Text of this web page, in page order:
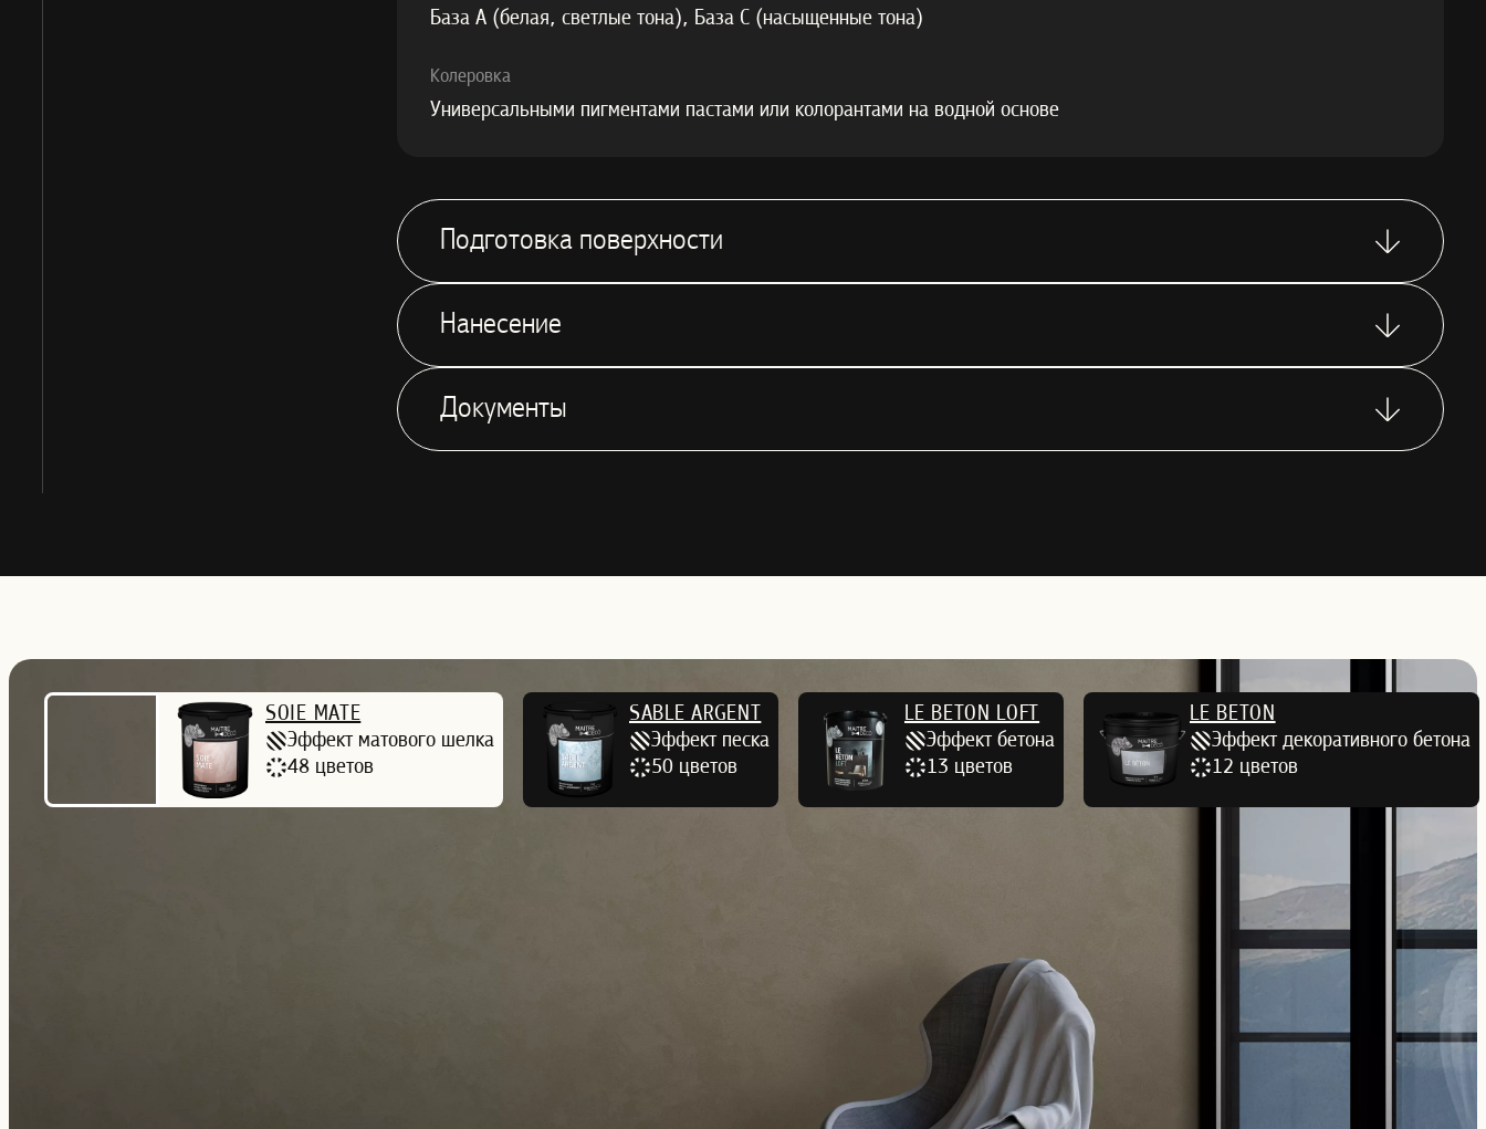
База А (белая, светлые тона), База С (насыщенные тона)
Колеровка
Универсальными пигментами пастами или колорантами на водной основе
Подготовка поверхности
Нанесение
Документы
SOIE MATE
Эффект матового шелка
48 цветов
SABLE ARGENT
Эффект песка
50 цветов
LE BETON LOFT
Эффект бетона
13 цветов
LE BETON
Эффект декоративного бетона
12 цветов